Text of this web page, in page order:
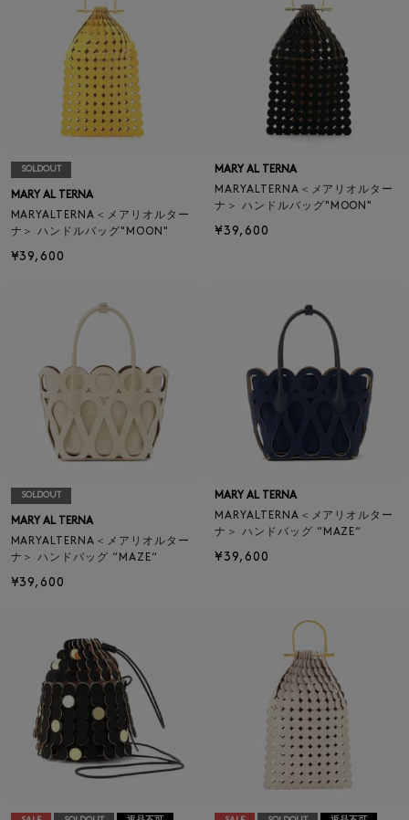
SOLDOUT
MARY AL TERNA
MARYALTERNA＜メアリオルター
ナ＞ ハンドルバッグ"MOON"
¥39,600
MARY AL TERNA
MARYALTERNA＜メアリオルター
ナ＞ ハンドルバッグ"MOON"
¥39,600
SOLDOUT
MARY AL TERNA
MARYALTERNA＜メアリオルター
ナ＞ ハンドバッグ “MAZE“
¥39,600
MARY AL TERNA
MARYALTERNA＜メアリオルター
ナ＞ ハンドバッグ “MAZE“
¥39,600